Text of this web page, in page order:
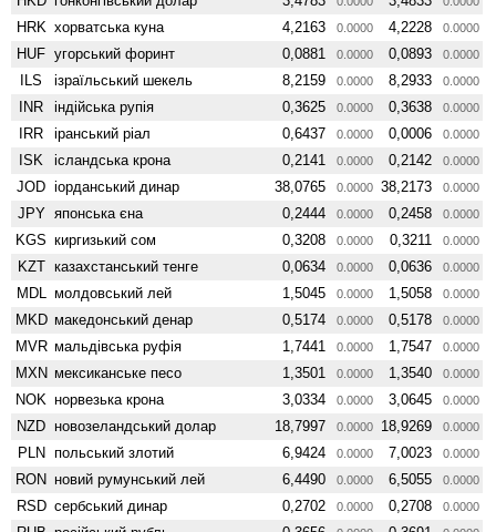
HRK хорватська куна 4,2163 0.0000 4,2228 0.0000
HUF угорський форинт 0,0881 0.0000 0,0893 0.0000
ILS ізраїльський шекель 8,2159 0.0000 8,2933 0.0000
INR індійська рупія 0,3625 0.0000 0,3638 0.0000
IRR іранський ріал 0,6437 0.0000 0,0006 0.0000
ISK ісландська крона 0,2141 0.0000 0,2142 0.0000
JOD іорданський динар 38,0765 0.0000 38,2173 0.0000
JPY японська єна 0,2444 0.0000 0,2458 0.0000
KGS киргизький сом 0,3208 0.0000 0,3211 0.0000
KZT казахстанський тенге 0,0634 0.0000 0,0636 0.0000
MDL молдовський лей 1,5045 0.0000 1,5058 0.0000
MKD македонський денар 0,5174 0.0000 0,5178 0.0000
MVR мальдівська руфія 1,7441 0.0000 1,7547 0.0000
MXN мексиканське песо 1,3501 0.0000 1,3540 0.0000
NOK норвезька крона 3,0334 0.0000 3,0645 0.0000
NZD ново­зеландський долар 18,7997 0.0000 18,9269 0.0000
PLN польський злотий 6,9424 0.0000 7,0023 0.0000
RON новий румунський лей 6,4490 0.0000 6,5055 0.0000
RSD сербський динар 0,2702 0.0000 0,2708 0.0000